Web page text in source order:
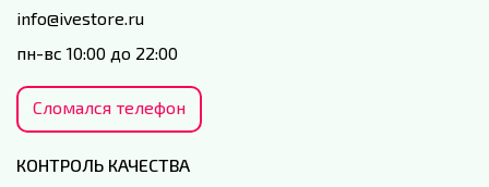
info@ivestore.ru
пн-вс 10:00 до 22:00
Сломался телефон
КОНТРОЛЬ КАЧЕСТВА